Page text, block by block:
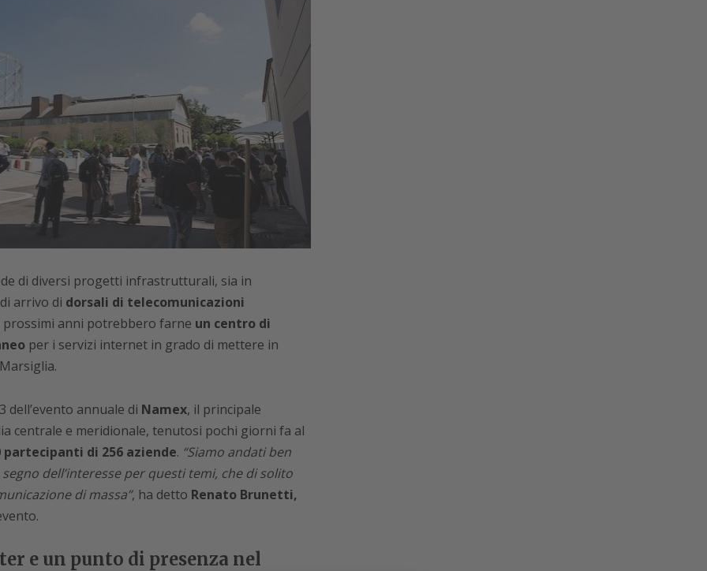
di diversi progetti infrastrutturali, sia in
arrivo di dorsali di telecomunicazioni
prossimi anni potrebbero farne un centro di
per i servizi internet in grado di mettere in
dell’evento annuale di Namex, il principale
centrale e meridionale, tenutosi pochi giorni fa al
partecipanti di 256 aziende. “Siamo andati ben
dell’interesse per questi temi, che di solito
di massa”, ha detto Renato Brunetti,
e un punto di presenza nel